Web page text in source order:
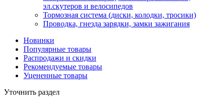
эл.скутеров и велосипедов
Тормозная система (диски, колодки, тросики)
Проводка, гнезда зарядки, замки зажигания
Новинки
Популярные товары
Распродажи и скидки
Рекомендуемые товары
Уцененные товары
Уточнить раздел